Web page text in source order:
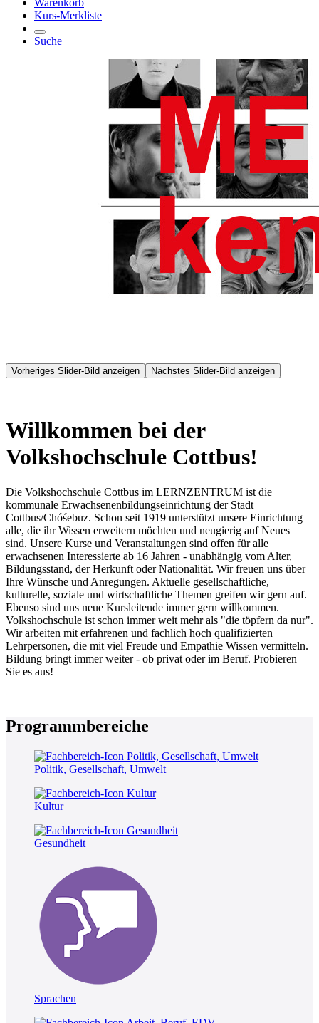
Warenkorb
Kurs-Merkliste
Suche
Vorheriges Slider-Bild anzeigen Nächstes Slider-Bild anzeigen
Willkommen bei der
Volkshochschule Cottbus!
Die Volkshochschule Cottbus im LERNZENTRUM ist die
kommunale Erwachsenenbildungseinrichtung der Stadt
Cottbus/Chóśebuz. Schon seit 1919 unterstützt unsere Einrichtung
alle, die ihr Wissen erweitern möchten und neugierig auf Neues
sind. Unsere Kurse und Veranstaltungen sind offen für alle
erwachsenen Interessierte ab 16 Jahren - unabhängig vom Alter,
Bildungsstand, der Herkunft oder Nationalität. Wir freuen uns über
Ihre Wünsche und Anregungen. Aktuelle gesellschaftliche,
kulturelle, soziale und wirtschaftliche Themen greifen wir gern auf.
Ebenso sind uns neue Kursleitende immer gern willkommen.
Volkshochschule ist schon immer weit mehr als "die töpfern da nur".
Wir arbeiten mit erfahrenen und fachlich hoch qualifizierten
Lehrpersonen, die mit viel Freude und Empathie Wissen vermitteln.
Bildung bringt immer weiter - ob privat oder im Beruf. Probieren
Sie es aus!
Programmbereiche
Politik, Gesellschaft, Umwelt
Kultur
Gesundheit
Sprachen